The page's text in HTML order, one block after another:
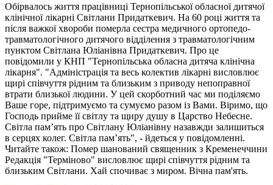
Обірвалось життя працівниці Тернопільської обласної дитячої
клінічної лікарні Світлани Придаткевич. На 60 році життя та
після важкої хвороби померла сестра медичного ортопедо-
травматологічного дитячого відділення з травматологічним
пунктом Світлана Юліанівна Придаткевич. Про це
повідомили у КНП "Тернопільська обласна дитяча клінічна
лікарня". "Адміністрація та весь колектив лікарні висловлює
щирі співчуття рідним та близьким з приводу непоправної
втрати близької людини. У цей скорботний час ми поділяємо
Ваше горе, підтримуємо та сумуємо разом із Вами. Віримо, що
Господь прийме її світлу та щиру душу в Царство Небесне.
Світла пам’ять про Світлану Юліанівну назавжди залишиться
в серцях колег. Світла пам’ять", - йдеться у повідомленні.
Читайте також: Помер шанований священник з Кременеччини
Редакція "Терміново" висловлює щирі співчуття рідним та
близьким Світлани. Хай спочиває з миром. Вічна пам'ять.